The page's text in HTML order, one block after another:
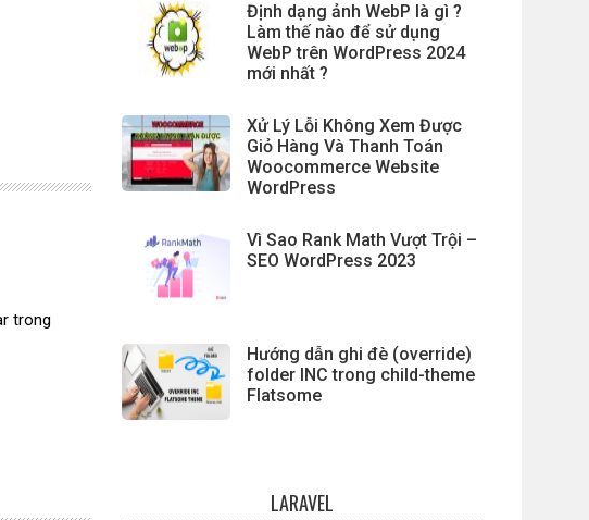
trong
Định dạng ảnh WebP là gì ?
Làm thế nào để sử dụng
WebP trên WordPress 2024
mới nhất ?
Xử Lý Lỗi Không Xem Được
Giỏ Hàng Và Thanh Toán
Woocommerce Website
WordPress
Vì Sao Rank Math Vượt Trội –
SEO WordPress 2023
Hướng dẫn ghi đè (override)
folder INC trong child-theme
Flatsome
LARAVEL